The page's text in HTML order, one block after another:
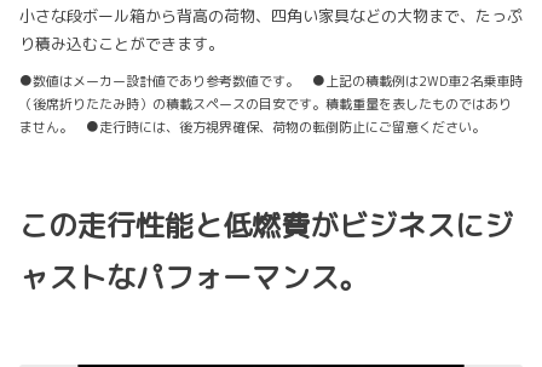
小さな段ボール箱から背高の荷物、四角い家具などの大物まで、たっぷ
り積み込むことができます。
●数値はメーカー設計値であり参考数値です。 ●上記の積載例は2WD車2名乗車時
（後席折りたたみ時）の積載スペースの目安です。積載重量を表したものではあり
ません。 ●走行時には、後方視界確保、荷物の転倒防止にご留意ください。
この走行性能と低燃費がビジネスにジ
ャストなパフォーマンス。